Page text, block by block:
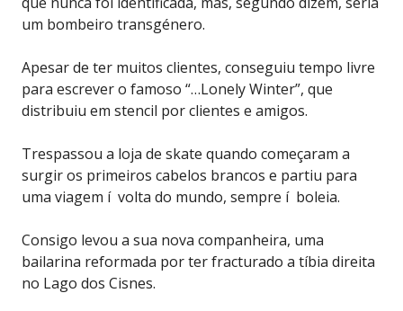
um bombeiro transgénero.
Apesar de ter muitos clientes, conseguiu tempo livre
para escrever o famoso “…Lonely Winter”, que
distribuiu em stencil por clientes e amigos.
Trespassou a loja de skate quando começaram a
surgir os primeiros cabelos brancos e partiu para
uma viagem í volta do mundo, sempre í boleia.
Consigo levou a sua nova companheira, uma
bailarina reformada por ter fracturado a tíbia direita
no Lago dos Cisnes.